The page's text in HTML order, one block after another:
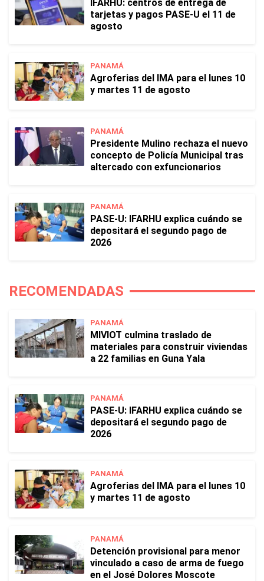
IFARHU: centros de entrega de
tarjetas y pagos PASE-U el 11 de
agosto
PANAMÁ
Agroferias del IMA para el lunes 10
y martes 11 de agosto
PANAMÁ
Presidente Mulino rechaza el nuevo
concepto de Policía Municipal tras
altercado con exfuncionarios
PANAMÁ
PASE-U: IFARHU explica cuándo se
depositará el segundo pago de
2026
RECOMENDADAS
PANAMÁ
MIVIOT culmina traslado de
materiales para construir viviendas
a 22 familias en Guna Yala
PANAMÁ
PASE-U: IFARHU explica cuándo se
depositará el segundo pago de
2026
PANAMÁ
Agroferias del IMA para el lunes 10
y martes 11 de agosto
PANAMÁ
Detención provisional para menor
vinculado a caso de arma de fuego
en el José Dolores Moscote